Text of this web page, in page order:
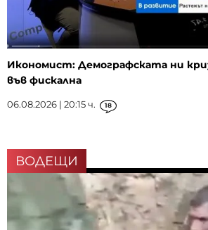
Икономист: Демографската ни
във фискална
06.08.2026 | 20:15 ч. 18
ВОДЕЩИ